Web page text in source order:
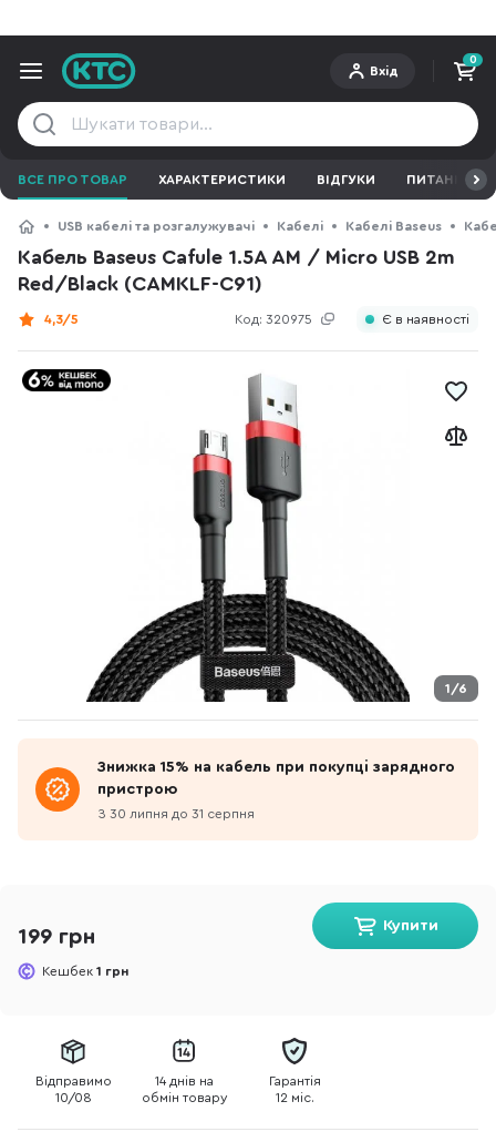
Вхід
0
ВСЕ ПРО ТОВАР ХАРАКТЕРИСТИКИ ВІДГУКИ ПИТАННЯ ТА
USB кабелі та розгалужувачі Кабелі Кабелі Baseus
Кабель Baseus Cafule 1.5A AM / Micro USB 2m
Red/Black (CAMKLF-C91)
Код: 320975
4,3/5 Є в наявності
1/6
Знижка 15% на кабель при покупці зарядного
пристрою
З 30 липня до 31 серпня
199 грн
Кешбек 1 грн
Купити
Відправимо
10/08
14 днів на
обмін товару
Гарантія
12 міс.